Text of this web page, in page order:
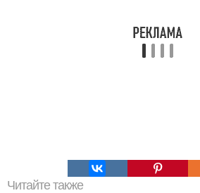
Читайте также